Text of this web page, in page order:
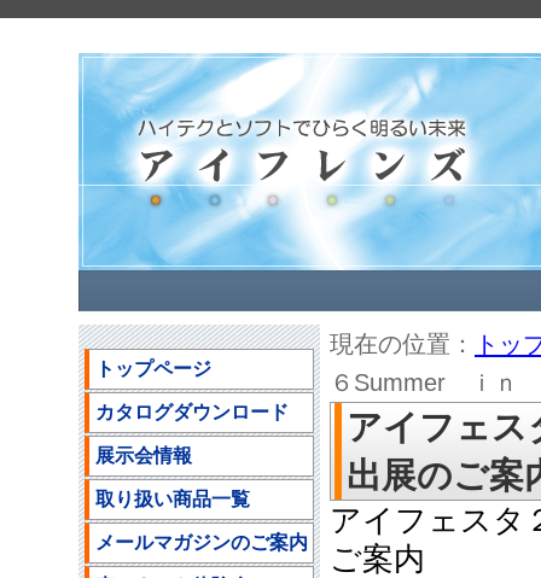
現在の位置：
トッ
６Summer ｉｎ
アイフェ
出展のご案
アイフェス
ご案内
トップページ
カタログダウンロード
展示会情報
取り扱い商品一覧
メールマガジンのご案内